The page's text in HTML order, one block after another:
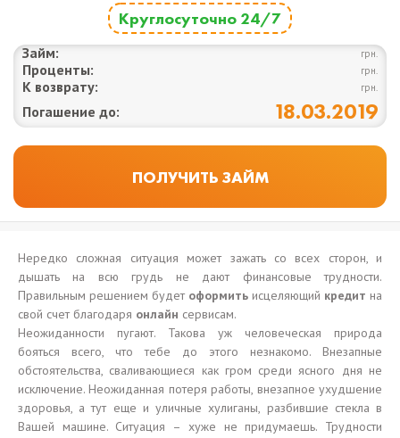
Круглосуточно 24/7
Займ: грн.
Проценты: грн.
К возврату: грн.
Погашение до: 18.03.2019
Нередко сложная ситуация может зажать со всех сторон, и
дышать на всю грудь не дают финансовые трудности.
Правильным решением будет оформить исцеляющий кредит на
свой счет благодаря онлайн сервисам.
Неожиданности пугают. Такова уж человеческая природа
бояться всего, что тебе до этого незнакомо. Внезапные
обстоятельства, сваливающиеся как гром среди ясного дня не
исключение. Неожиданная потеря работы, внезапное ухудшение
здоровья, а тут еще и уличные хулиганы, разбившие стекла в
Вашей машине. Ситуация – хуже не придумаешь. Трудности